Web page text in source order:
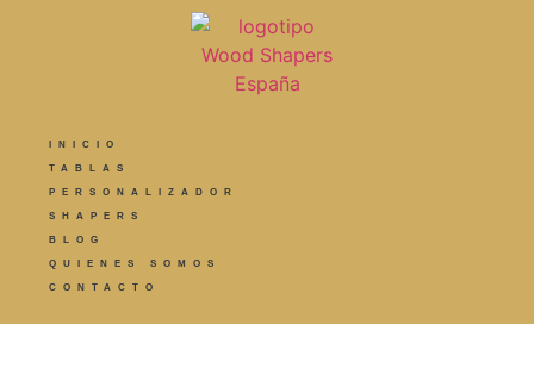
INICIO
TABLAS
PERSONALIZADOR
SHAPERS
BLOG
QUIENES SOMOS
CONTACTO